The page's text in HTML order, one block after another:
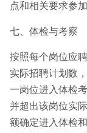
点和相关要求参
七、体检与考察
按照每个岗位应
实际招聘计划数
一岗位进入体检
并超出该岗位实
额确定进入体检